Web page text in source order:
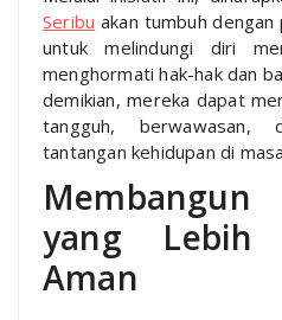
Seribu akan tumbuh
untuk melindungi diri
menghormati hak-hak dan
demikian, mereka dapat
tangguh, berwawasan,
tantangan kehidupan di
yang Lebih
Aman